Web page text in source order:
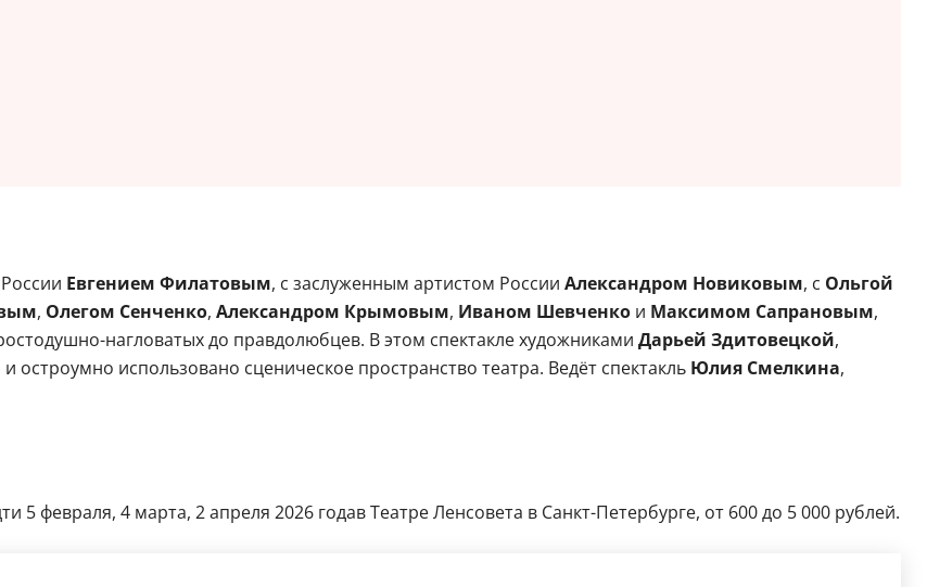
Евгением Филатовым, с заслуженным артистом России Александром Новиковым, с Ольгой
, Олегом Сенченко, Александром Крымовым, Иваном Шевченкои Максимом Сапрановым,
нагловатых до правдолюбцев. В этом спектакле художниками Дарьей Здитовецкой,
остроумно использовано сценическое пространство театра. Ведёт спектакль Юлия Смелкина,
5 февраля, 4 марта, 2 апреля 2026 годав Театре Ленсовета в Санкт-Петербурге, от 600 до 5 000 рублей.